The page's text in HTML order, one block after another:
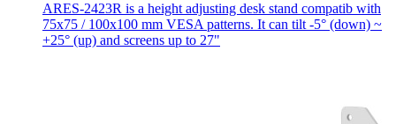
ARES-2423R is a height adjusting desk stand compatib with
75x75 / 100x100 mm VESA patterns. It can tilt -5° (down) ~
+25° (up) and screens up to 27"